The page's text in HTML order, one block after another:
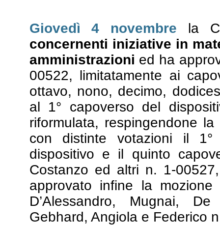
Giovedì 4 novembre la
concernenti iniziative in
amministrazioni ed ha
00522, limitatamente ai
ottavo, nono, decimo,
al 1° capoverso del
riformulata, respingendone
con distinte votazioni il
dispositivo e il quinto
Costanzo ed altri n. 1-
approvato infine la mozione
D’Alessandro, Mugnai,
Gebhard, Angiola e Federico